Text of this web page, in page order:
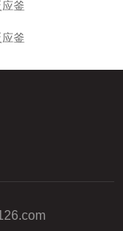
釜
釜